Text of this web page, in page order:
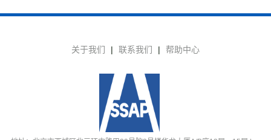
关于我们 | 联系我们 | 帮助中心